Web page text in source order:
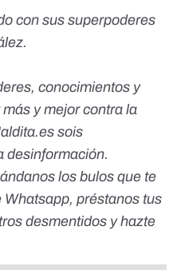
con sus superpoderes
conocimientos y
y mejor contra la
sois
desinformación.
los bulos que te
Whatsapp, préstanos tus
desmentidos yhazte